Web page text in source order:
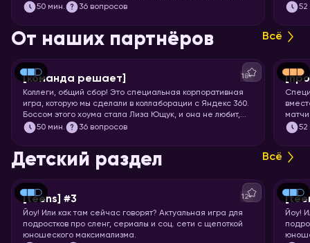
когда вы откладываете задачку в долгий ящик. Так что
тимбилдиться. Вас ждёт 5 раундов вопросов на разные
темы, ответить на которые поможет слаженная работа.
Тот случай, когда команда действительно решает!
50 мин. 36 вопросов 52
От наших партнёров Всё
[команда решает] 18+
Коллеги, общий сбор! Это специальная корпоративная
игра, которую мы сделали в коллаборации с Яндекс 360.
Боссом этого хоума стала Лиза Ющук, и она не любит,
когда вы откладываете задачку в долгий ящик. Так что
тимбилдиться. Вас ждёт 5 раундов вопросов на разные
темы, ответить на которые поможет слаженная работа.
Тот случай, когда команда действительно решает!
50 мин. 36 вопросов 52
Детский раздел Всё
[teens] #3 12+
Йоу! Или как там сейчас говорят? Актуальная игра для
подростков про сленг, сериалы и соц. сети с щепоткой
юношеского максимализма.
Йоу!